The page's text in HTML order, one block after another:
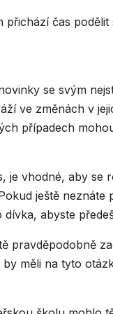
čas
se svým
ve změnách v
případech
je vhodné, aby
ještě
abyste
pravděpodobně
by měli na tyto